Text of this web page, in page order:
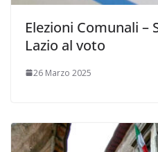
Elezioni Comunali –
Lazio al voto
26 Marzo 2025